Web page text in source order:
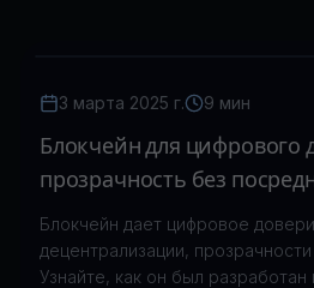
3 марта 2025 г. 9 мин
Блокчейн для цифрового
прозрачность без
Блокчейн дает цифровое
децентрализации,
Узнайте, как он был